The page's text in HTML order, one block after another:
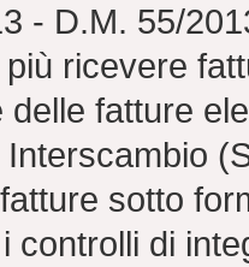
- D.M. 55/
ricevere
delle fatture
Interscambio
sotto
controlli di